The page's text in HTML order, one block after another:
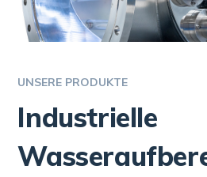
UNSERE PRODUKTE
Industrielle